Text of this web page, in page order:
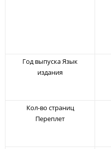
Год выпуска Язык
издания
Кол-во страниц
Переплет